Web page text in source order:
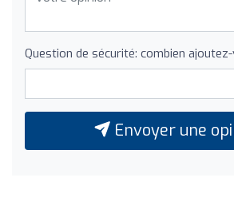
Question de sécurité: combien
Envoyer une